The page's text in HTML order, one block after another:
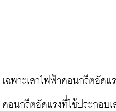
เฉพาะเสาไฟฟ้าคอนกรีตอัด
คอนกรีตอัดแรงที่ใช้ประกอบเ